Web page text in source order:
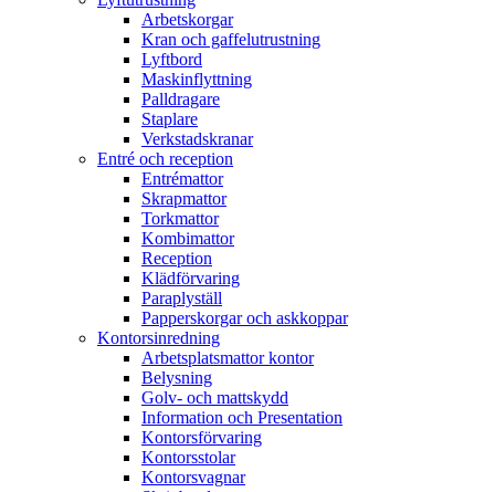
Arbetskorgar
Kran och gaffelutrustning
Lyftbord
Maskinflyttning
Palldragare
Staplare
Verkstadskranar
Entré och reception
Entrémattor
Skrapmattor
Torkmattor
Kombimattor
Reception
Klädförvaring
Paraplyställ
Papperskorgar och askkoppar
Kontorsinredning
Arbetsplatsmattor kontor
Belysning
Golv- och mattskydd
Information och Presentation
Kontorsförvaring
Kontorsstolar
Kontorsvagnar